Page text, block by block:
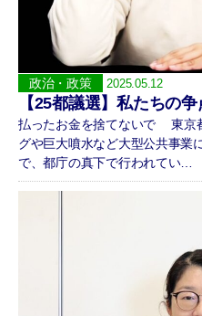
政治・政策 2025.05.12
【25都議選】私たちの
払ったお金を捨てないで 東京
グや巨大噴水など大型公共事業
で、都庁の真下で行われてい…